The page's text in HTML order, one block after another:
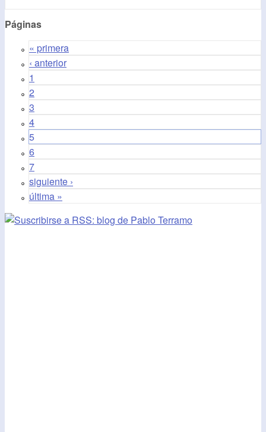
Páginas
« primera
‹ anterior
1
2
3
4
5
6
7
siguiente ›
última »